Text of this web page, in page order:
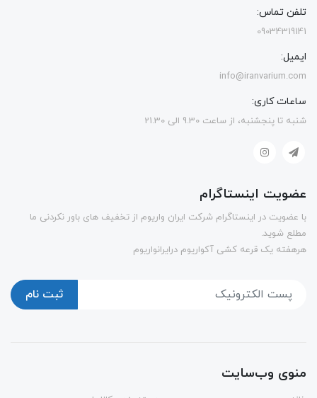
تلفن تماس:
09034319141
ایمیل:
info@iranvarium.com
ساعات کاری:
شنبه تا پنجشنبه، از ساعت 9.30 الی 21.30
عضویت اینستاگرام
با عضویت در اینستاگرام شرکت ایران واریوم از تخفیف های باور نکردنی ما
مطلع شوید.
هرهفته یک قرعه کشی آکواریوم درایرانواریوم
ثبت نام
منوی وب‌سایت